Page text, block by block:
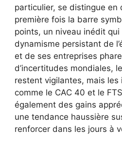
particulier, se distingue en
première fois la barre
points, un niveau inédit
dynamisme persistant de
et de ses entreprises
d’incertitudes mondiales,
restent vigilantes, mais les
comme le CAC 40 et le
également des gains
une tendance haussière
renforcer dans les jours à